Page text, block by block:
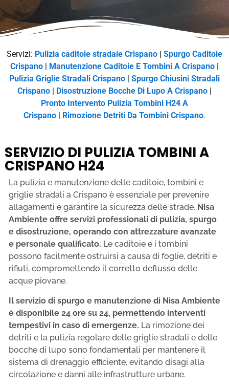
Servizi: Pulizia caditoie stradale Crispano | Spurgo Caditoie
Crispano | Manutenzione Caditoie E Tombini A Crispano |
Pulizia Griglie Stradali Crispano | Spurgo Chiusini Stradali
Crispano | Disostruzione Bocche Di Lupo A Crispano |
Pronto Intervento Pulizia Tombini H24 A
Crispano | Rimozione Detriti Da Tombini Crispano.
SERVIZIO DI PULIZIA TOMBINI A
CRISPANO H24
La pulizia e manutenzione delle caditoie, tombini e
griglie stradali a Crispano è essenziale per prevenire
allagamenti e garantire la sicurezza delle strade. Nisa
Ambiente offre servizi professionali di pulizia, spurgo
e disostruzione, operando con attrezzature avanzate
e personale qualificato. Le caditoie e i tombini
possono facilmente ostruirsi a causa di foglie, detriti e
rifiuti, compromettendo il corretto deflusso delle
acque piovane.
Il servizio di spurgo e manutenzione di Nisa Ambiente
è disponibile 24 ore su 24, permettendo interventi
tempestivi in caso di emergenze. La rimozione dei
detriti e la pulizia regolare delle griglie stradali e delle
bocche di lupo sono fondamentali per mantenere il
sistema di drenaggio efficiente, evitando disagi alla
circolazione e danni alle infrastrutture urbane.